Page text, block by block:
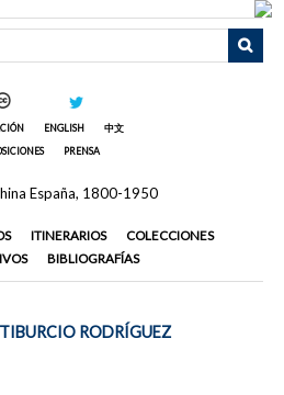
ENGLISH
中文
PRENSA
ITINERARIOS
COLECCIONES
BIBLIOGRAFÍAS
RODRÍGUEZ